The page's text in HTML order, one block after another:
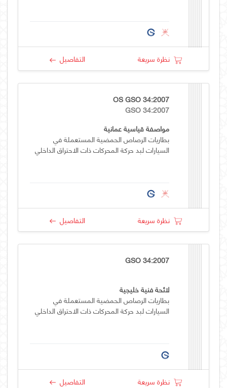
نظرة سريعة التفاصيل
OS GSO 34:2007
GSO 34:2007
مواصفة قياسية عمانية
بطاريات الرصاص الحمضية المستعملة في
السيارات لبد حركة المحركات ذات الاحتراق الداخلي
نظرة سريعة التفاصيل
GSO 34:2007
لائحة فنية خليجية
بطاريات الرصاص الحمضية المستعملة في
السيارات لبد حركة المحركات ذات الاحتراق الداخلي
نظرة سريعة التفاصيل